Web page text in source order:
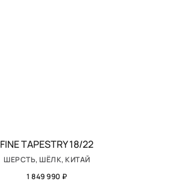
FINE TAPESTRY 18/22
ШЕРСТЬ, ШЁЛК, КИТАЙ
1 849 990 ₽